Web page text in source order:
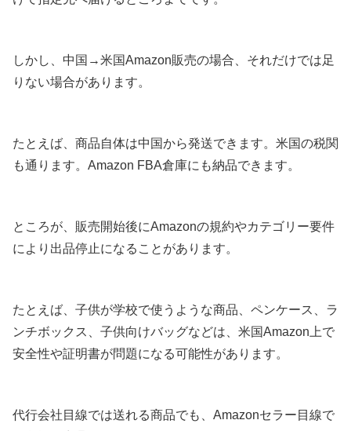
しかし、中国→米国Amazon販売の場合、それだけでは足
りない場合があります。
たとえば、商品自体は中国から発送できます。米国の税関
も通ります。Amazon FBA倉庫にも納品できます。
ところが、販売開始後にAmazonの規約やカテゴリー要件
により出品停止になることがあります。
たとえば、子供が学校で使うような商品、ペンケース、ラ
ンチボックス、子供向けバッグなどは、米国Amazon上で
安全性や証明書が問題になる可能性があります。
代行会社目線では送れる商品でも、Amazonセラー目線で